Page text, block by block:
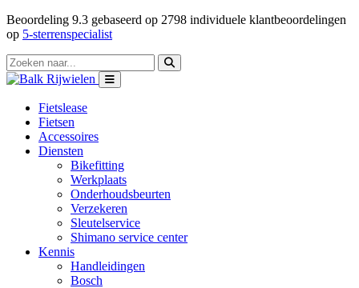
Beoordeling 9.3 gebaseerd op 2798 individuele klantbeoordelingen
op 5-sterrenspecialist
Fietslease
Fietsen
Accessoires
Diensten
Bikefitting
Werkplaats
Onderhoudsbeurten
Verzekeren
Sleutelservice
Shimano service center
Kennis
Handleidingen
Bosch